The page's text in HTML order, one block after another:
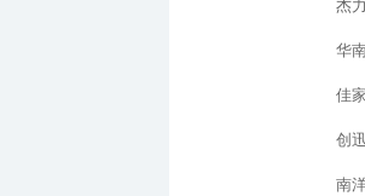
杰力
华
佳
创迅
南